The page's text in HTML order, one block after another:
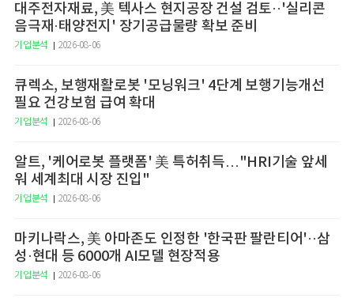
대주전자재료, 美 텍사스 현지공장 건설 검토··'실리콘
음극재·태양전지' 장기공급물량 확보 준비
기업분석 2026-08-06
큐렉소, 보행재활로봇 '모닝워크' 4단계 보행기능개선
필요 건강보험 급여 확대
기업분석 2026-08-06
알트, '케어로봇 플랫폼' 美 특허취득…"HRI기술 앞세
워 세계최대 시장 진입"
기업분석 2026-08-06
마키나락스, 美 아마존도 인정한 '한국판 팔란티어'··삼
성·현대 등 6000개 AI모델 현장적용
기업분석 2026-08-06